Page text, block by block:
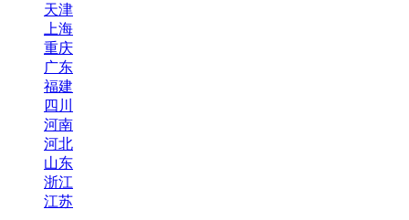
天津
上海
重庆
广东
福建
四川
河南
河北
山东
浙江
江苏